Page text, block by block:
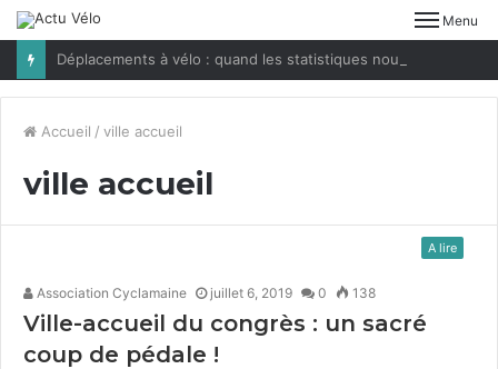
Menu
Accueil / ville accueil
ville accueil
A lire
Association Cyclamaine juillet 6, 2019 0 138
Ville-accueil du congrès : un sacré
coup de pédale !